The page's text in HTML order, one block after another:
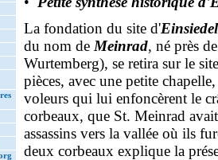
La fondation du site d'
du nom de Meinrad, né près
Wurtemberg), se retira sur le
pièces, avec une petite
voleurs qui lui enfoncèrent le
corbeaux, que St. Meinrad
assassins vers la vallée où ils
deux corbeaux explique la